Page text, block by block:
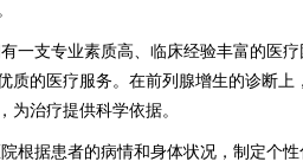
一支专业素质高、临床经验丰富的医
质的医疗服务。在前列腺增生的诊断
为治疗提供科学依据。
根据患者的病情和身体状况，制定个